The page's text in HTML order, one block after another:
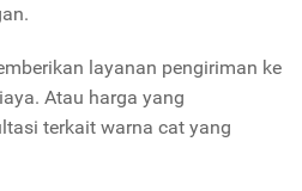
layanan pengiriman ke
Atau harga yang
terkait warna cat yang